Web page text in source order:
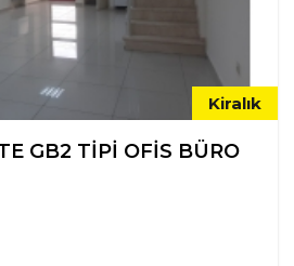
Kiralık
GB2 TİPİ OFİS BÜRO